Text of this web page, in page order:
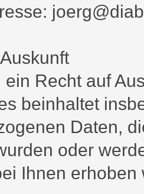
Recht auf
beinhaltet
Daten,
oder
Ihnen erhoben